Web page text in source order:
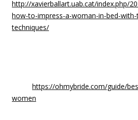
http://xavierballart.uab.cat/index.php/
how-to-impress-a-woman-in-bed-
techniques/
https://ohmybride.com/guide/
women